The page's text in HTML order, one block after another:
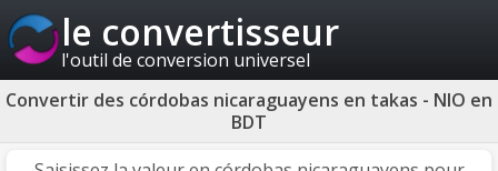
le convertisseur
l'outil de conversion universel
Convertir des córdobas nicaraguayens en takas - NIO en
BDT